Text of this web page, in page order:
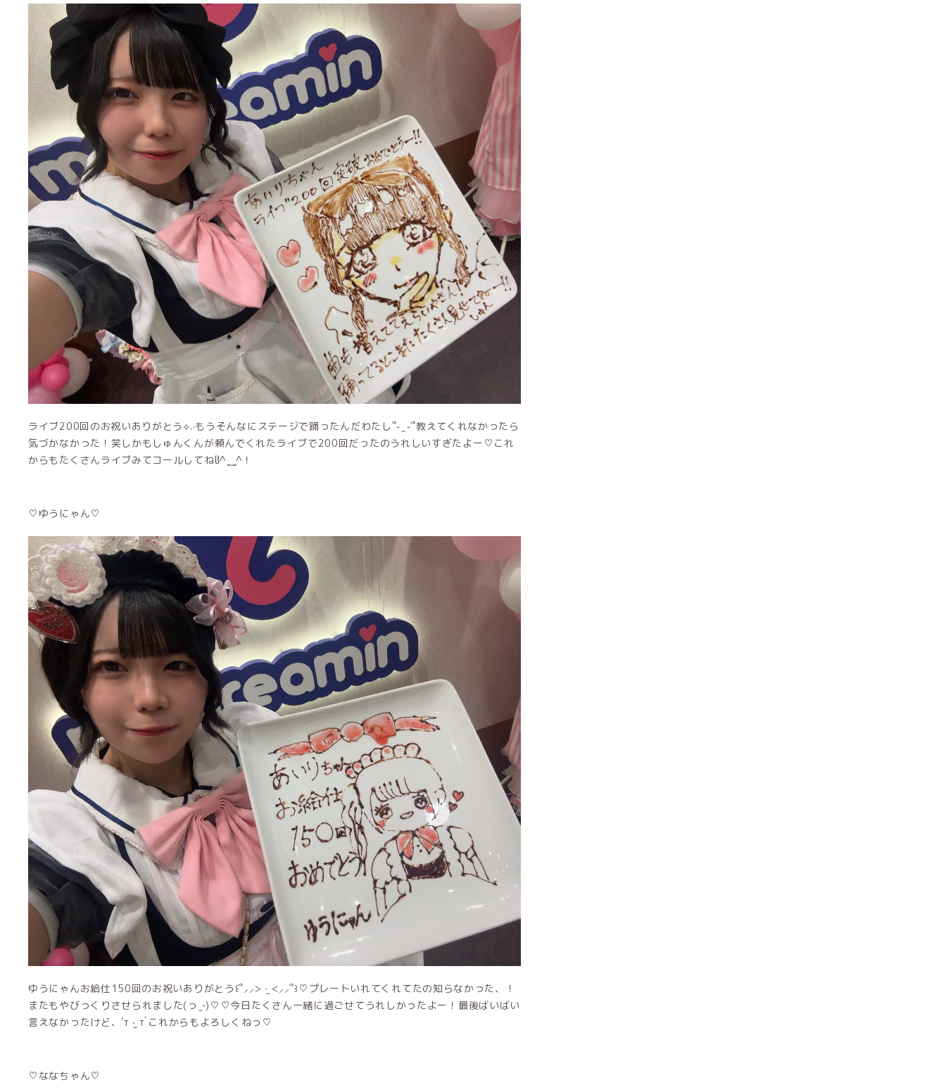
ライブ200回のお祝いありがとう⟡.·もうそんなにステージで踊ったんだわたし՞֊ ̫ ֊՞教えてくれなかったら
気づかなかった！笑しかもしゅんくんが頼んでくれたライブで200回だったのうれしいすぎたよー♡これ
からもたくさんライブみてコールしてねჱ̒^ ̳ ̫ ̳^！
♡ゆうにゃん♡
ゆうにゃんお給仕150回のお祝いありがとう꒰՞⸝⸝> ·̫ <⸝⸝՞꒱♡プレートいれてくれてたの知らなかった、！
またもやびっくりさせられました(っ ̫-)♡♡今日たくさん一緒に過ごせてうれしかったよー！最後ばいばい
言えなかったけど、´т ‧̫ т ̀これからもよろしくねっ♡
♡ななちゃん♡